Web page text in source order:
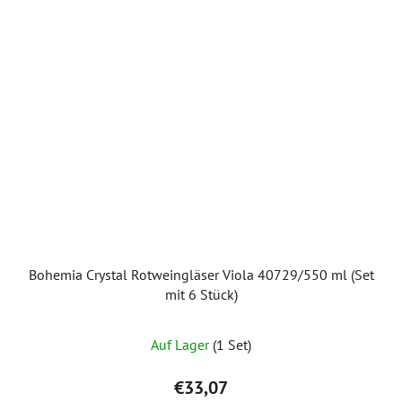
Bohemia Crystal Rotweingläser Viola 40729/550 ml (Set
mit 6 Stück)
Auf Lager (1 Set)
€33,07